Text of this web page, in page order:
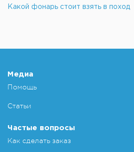
Какой фонарь стоит взять в поход
Медиа
Помощь
Статьи
Частые вопросы
Как сделать заказ